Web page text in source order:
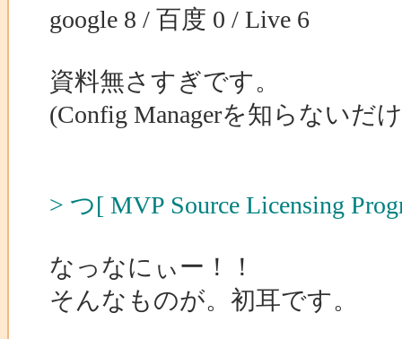
google 8 / 百度 0 / Live 6
資料無さすぎです。
(Config Managerを知らないだ
> つ[ MVP Source Licensing
なっなにぃー！！
そんなものが。初耳です。